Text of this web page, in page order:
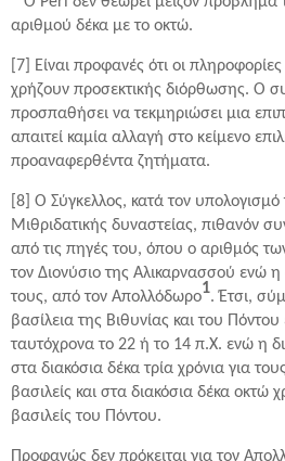
αριθμού δέκα με το οκτώ.
[7] Είναι προφανές ότι οι
χρήζουν προσεκτικής διόρθωσης. Ο
προσπαθήσει να τεκμηριώσει μια
απαιτεί καμία αλλαγή στο κείμενο
προαναφερθέντα ζητήματα.
[8] Ο Σύγκελλος, κατά τον υπολογισμό
Μιθριδατικής δυναστείας, πιθανόν
από τις πηγές του, όπου ο αριθμός
τον Διονύσιο της Αλικαρνασσού ενώ η
τους, από τον Απολλόδωρο1. Έτσι,
βασίλεια της Βιθυνίας και του
ταυτόχρονα το 22 ή το 14 π.Χ. ενώ η
στα διακόσια δέκα τρία χρόνια για
βασιλείς και στα διακόσια δέκα οκτώ
βασιλείς του Πόντου.
Προφανώς δεν πρόκειται για τον